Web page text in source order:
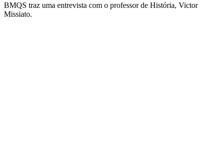
BMQS traz uma entrevista com o professor de História, Victor
Missiato.